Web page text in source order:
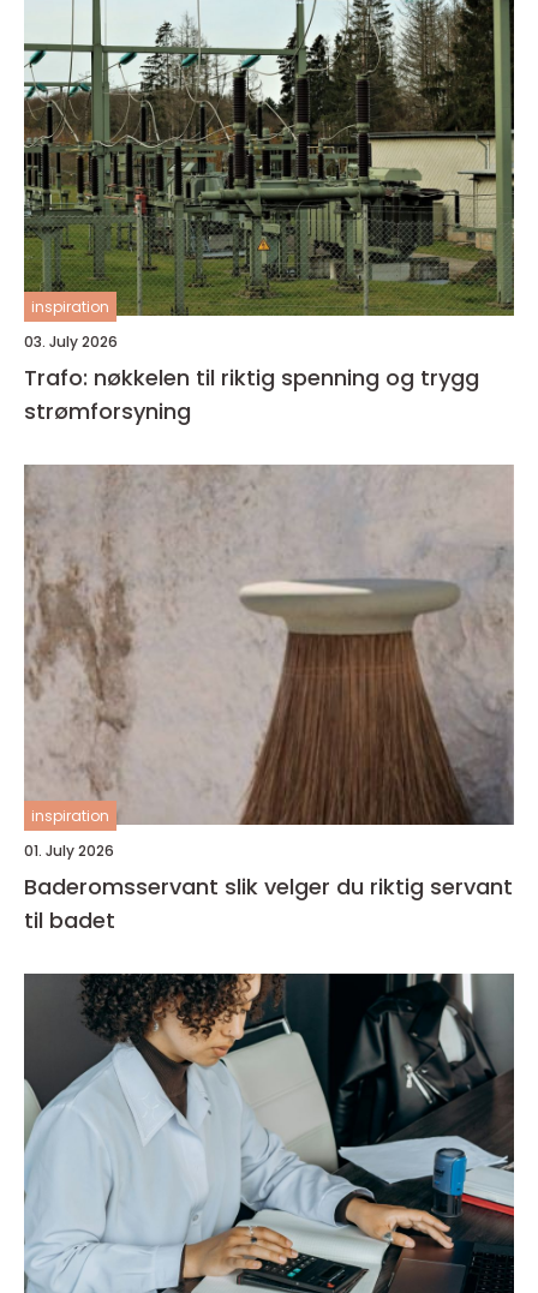
inspiration
03. July 2026
Trafo: nøkkelen til riktig spenning og trygg
strømforsyning
inspiration
01. July 2026
Baderomsservant slik velger du riktig servant
til badet